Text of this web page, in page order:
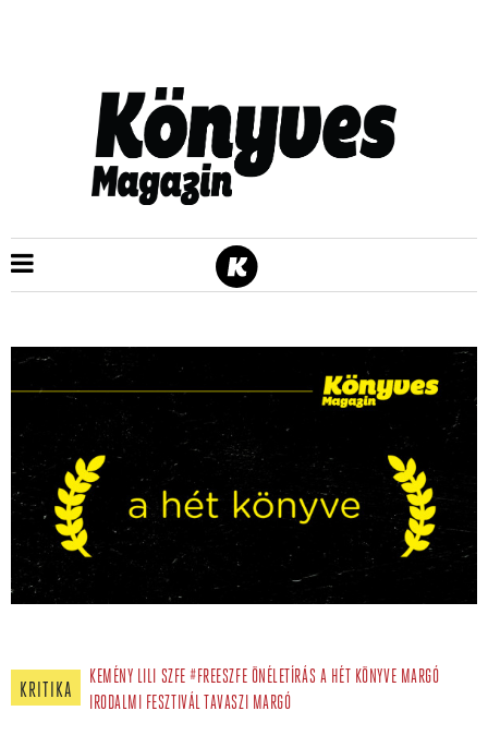
KRITIKA
KEMÉNY LILI SZFE #FREESZFE ÖNÉLETÍRÁS A HÉT KÖNYVE MARGÓ
IRODALMI FESZTIVÁL TAVASZI MARGÓ